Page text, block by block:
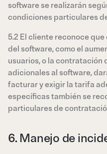
software se realizarán
condiciones particulares
5.2 El cliente reconoce
del software, como el
usuarios, o la contratación
adicionales al software,
facturar y exigir la tarifa
específicas también se
particulares de
6. Manejo de